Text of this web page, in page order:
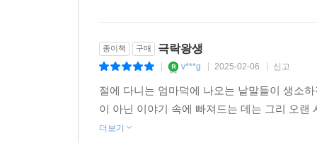
종이책 구매 극락왕생
v***g 2025-02-06 신고
절에 다니는 엄마덕에 나오는 낱말들이 생소
이 아닌 이야기 속에 빠져드는 데는 그리 오
더보기